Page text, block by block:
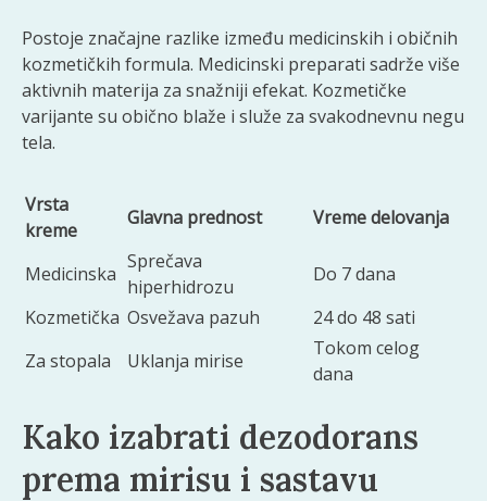
Postoje značajne razlike između medicinskih i običnih
kozmetičkih formula. Medicinski preparati sadrže više
aktivnih materija za snažniji efekat. Kozmetičke
varijante su obično blaže i služe za svakodnevnu negu
tela.
Vrsta
kreme
Glavna prednost Vreme delovanja
Medicinska
Sprečava
hiperhidrozu
Do 7 dana
Kozmetička Osvežava pazuh
24 do 48 sati
Za stopala
Uklanja mirise
Tokom celog
dana
Kako izabrati dezodorans
prema mirisu i sastavu